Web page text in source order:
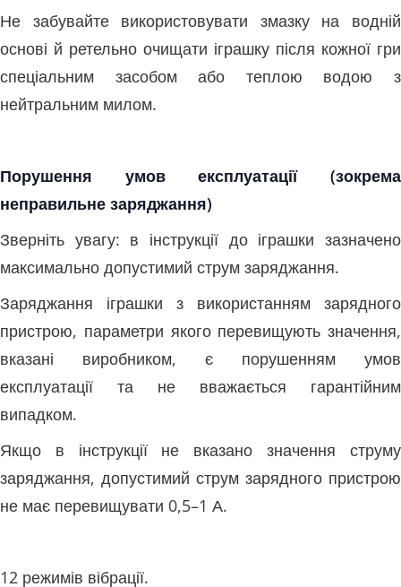
Не забувайте використовувати змазку на водній
основі й ретельно очищати іграшку після кожної гри
спеціальним засобом або теплою водою з
нейтральним милом.
Порушення умов експлуатації (зокрема
неправильне заряджання)
Зверніть увагу: в інструкції до іграшки зазначено
максимально допустимий струм заряджання.
Заряджання іграшки з використанням зарядного
пристрою, параметри якого перевищують значення,
вказані виробником, є порушенням умов
експлуатації та не вважається гарантійним
випадком.
Якщо в інструкції не вказано значення струму
заряджання, допустимий струм зарядного пристрою
не має перевищувати 0,5–1 А.
12 режимів вібрації.